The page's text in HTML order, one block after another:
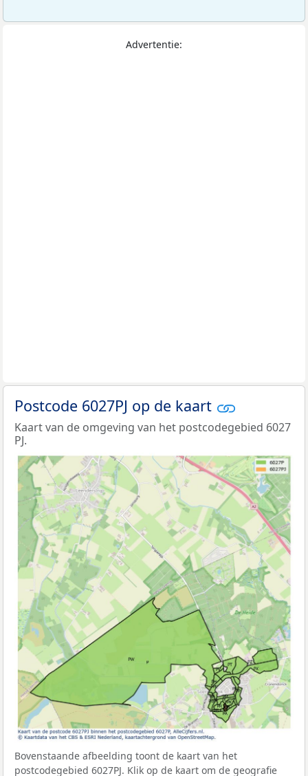
Advertentie:
Postcode 6027PJ op de kaart
Kaart van de omgeving van het postcodegebied 6027
PJ.
Bovenstaande afbeelding toont de kaart van het
postcodegebied 6027PJ. Klik op de kaart om de geografie